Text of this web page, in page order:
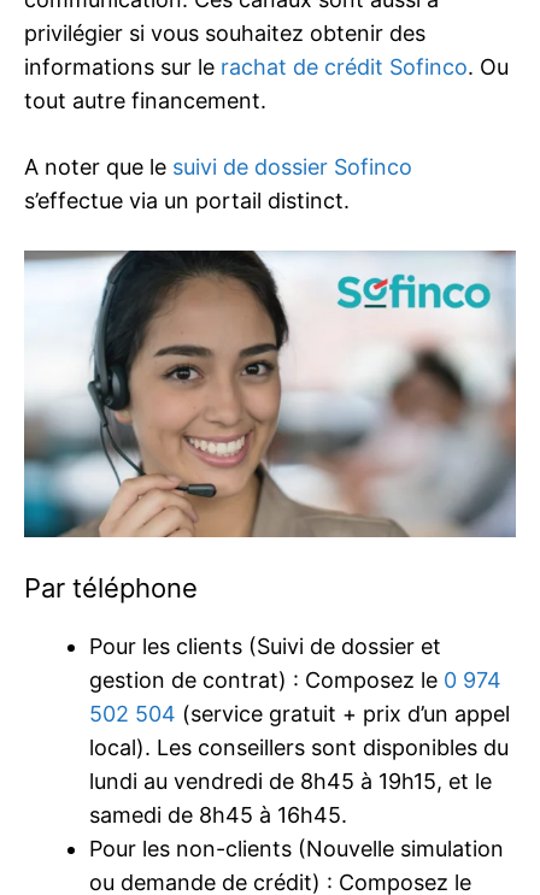
privilégier si vous souhaitez obtenir des
informations sur le rachat de crédit Sofinco. Ou
tout autre financement.
A noter que le suivi de dossier Sofinco
s’effectue via un portail distinct.
Par téléphone
Pour les clients (Suivi de dossier et
gestion de contrat) : Composez le 0 974
502 504 (service gratuit + prix d’un appel
local). Les conseillers sont disponibles du
lundi au vendredi de 8h45 à 19h15, et le
samedi de 8h45 à 16h45.
Pour les non-clients (Nouvelle simulation
ou demande de crédit) : Composez le